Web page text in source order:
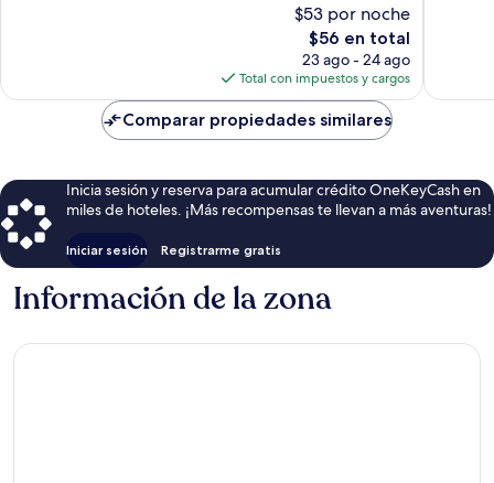
$53 por noche
El
precio
actual
es
de
$56
$56 en total
23 ago - 24 ago
Total con impuestos y cargos
Comparar propiedades similares
Inicia sesión y reserva para acumular crédito OneKeyCash en
miles de hoteles. ¡Más recompensas te llevan a más aventuras!
Iniciar sesión Registrarme gratis
Información de la zona